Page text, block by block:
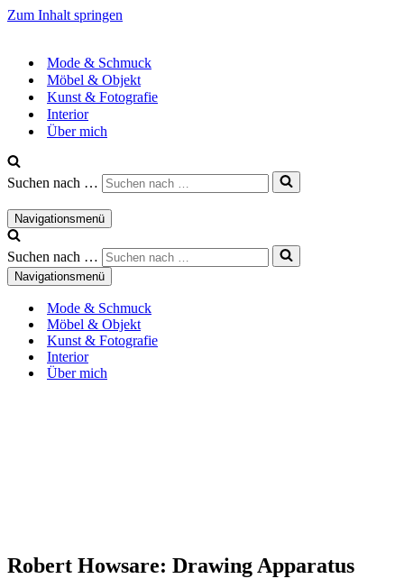
Zum Inhalt springen
Mode & Schmuck
Möbel & Objekt
Kunst & Fotografie
Interior
Über mich
Suchen nach …
Navigationsmenü
Suchen nach …
Navigationsmenü
Mode & Schmuck
Möbel & Objekt
Kunst & Fotografie
Interior
Über mich
Robert Howsare: Drawing Apparatus